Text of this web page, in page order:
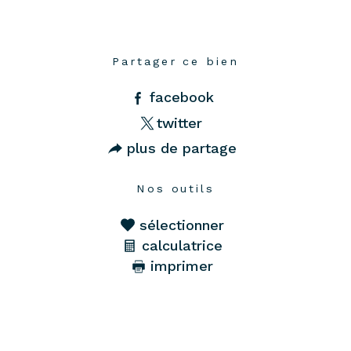
Partager ce bien
facebook
twitter
plus de partage
Nos outils
sélectionner
calculatrice
imprimer